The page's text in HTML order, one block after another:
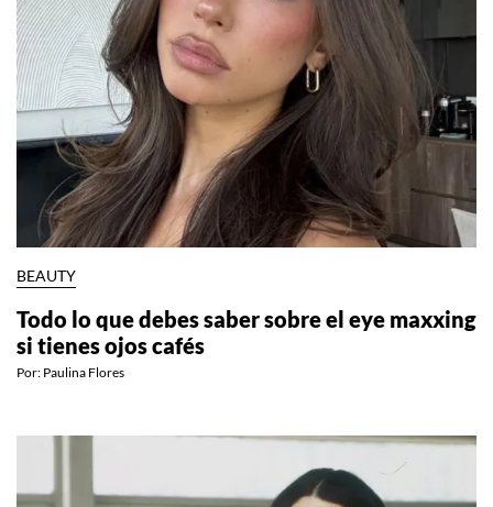
BEAUTY
Todo lo que debes saber sobre el eye maxxing
si tienes ojos cafés
Por: Paulina Flores